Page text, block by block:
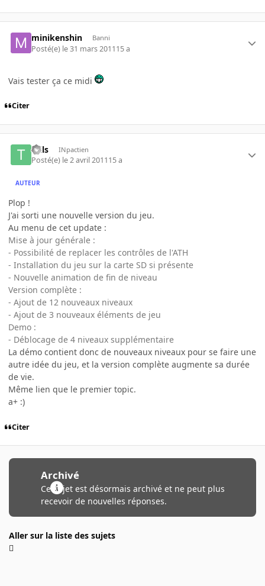
minikenshin Banni
Posté(e) le 31 mars 201115 a
Vais tester ça ce midi
Citer
t4ils INpactien
Posté(e) le 2 avril 201115 a
AUTEUR
Plop !
J'ai sorti une nouvelle version du jeu.
Au menu de cet update :
Mise à jour générale :
- Possibilité de replacer les contrôles de l'ATH
- Installation du jeu sur la carte SD si présente
- Nouvelle animation de fin de niveau
Version complète :
- Ajout de 12 nouveaux niveaux
- Ajout de 3 nouveaux éléments de jeu
Demo :
- Déblocage de 4 niveaux supplémentaire
La démo contient donc de nouveaux niveaux pour se faire une
autre idée du jeu, et la version complète augmente sa durée
de vie.
Même lien que le premier topic.
a+ :)
Citer
Archivé
Ce sujet est désormais archivé et ne peut plus
recevoir de nouvelles réponses.
Aller sur la liste des sujets